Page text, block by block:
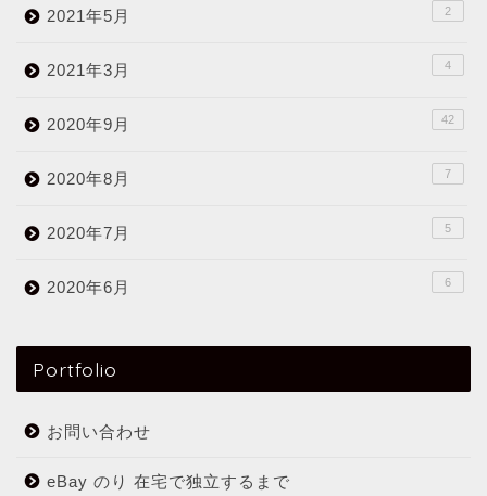
2021年5月 2
2021年3月 4
2020年9月 42
2020年8月 7
2020年7月 5
2020年6月 6
Portfolio
お問い合わせ
eBay のり 在宅で独立するまで